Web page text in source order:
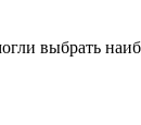
выбрать